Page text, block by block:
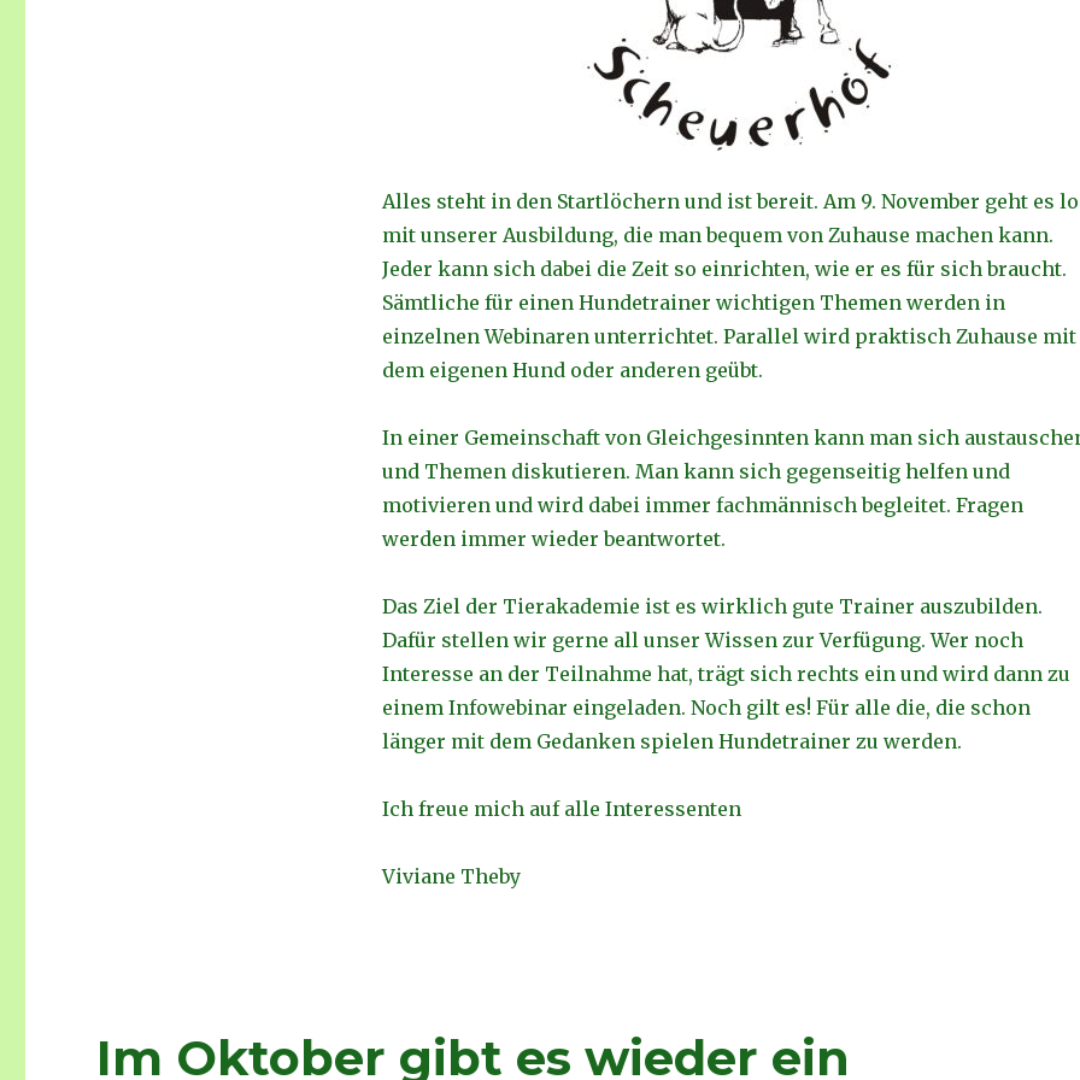
Alles steht in den Startlöchern und ist bereit. Am 9. November geht es
mit unserer Ausbildung, die man bequem von Zuhause machen kann.
Jeder kann sich dabei die Zeit so einrichten, wie er es für sich braucht.
Sämtliche für einen Hundetrainer wichtigen Themen werden in
einzelnen Webinaren unterrichtet. Parallel wird praktisch Zuhause mit
dem eigenen Hund oder anderen geübt.
In einer Gemeinschaft von Gleichgesinnten kann man sich
und Themen diskutieren. Man kann sich gegenseitig helfen und
motivieren und wird dabei immer fachmännisch begleitet. Fragen
werden immer wieder beantwortet.
Das Ziel der Tierakademie ist es wirklich gute Trainer auszubilden.
Dafür stellen wir gerne all unser Wissen zur Verfügung. Wer noch
Interesse an der Teilnahme hat, trägt sich rechts ein und wird dann zu
einem Infowebinar eingeladen. Noch gilt es! Für alle die, die schon
länger mit dem Gedanken spielen Hundetrainer zu werden.
Ich freue mich auf alle Interessenten
Viviane Theby
Im Oktober gibt es wieder ein